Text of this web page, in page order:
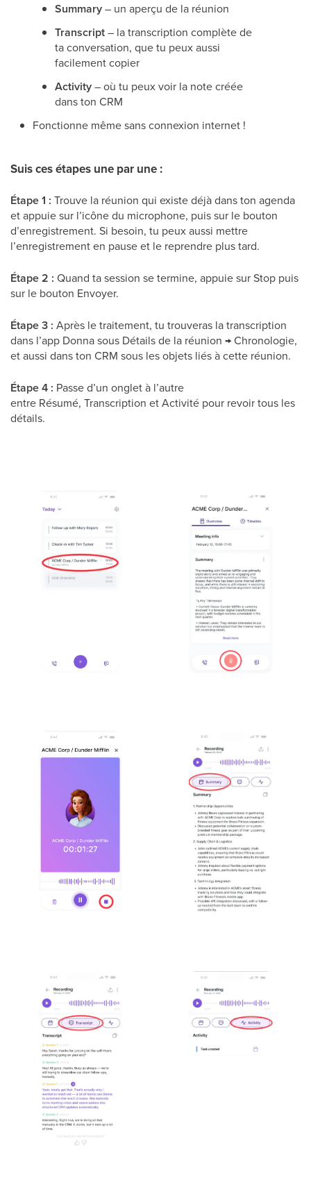
Summary– un aperçu de la réunion
Transcript– la transcription complète de
ta conversation, que tu peux aussi
facilement copier
Activity– où tu peux voir la note créée
dans ton CRM
Fonctionne même sans connexion internet !
Suis ces étapes une par une :
Étape 1 : Trouve la réunion qui existe déjà dans ton agenda
et appuie sur l’icône du microphone, puis sur le bouton
d’enregistrement. Si besoin, tu peux aussi mettre
l’enregistrement en pause et le reprendre plus tard.
Étape 2 : Quand ta session se termine, appuie sur Stop puis
sur le bouton Envoyer.
Étape 3 : Après le traitement, tu trouveras la transcription
dans l’app Donna sous Détails de la réunion → Chronologie,
et aussi dans ton CRM sous les objets liés à cette réunion.
Étape 4 : Passe d’un onglet à l’autre
entre Résumé, Transcription et Activité pour revoir tous les
détails.